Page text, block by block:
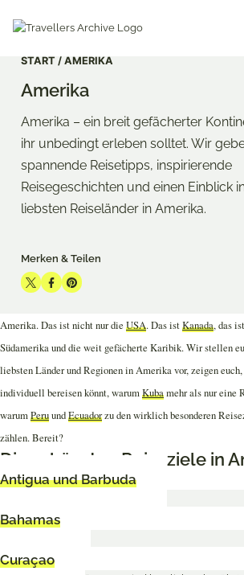
contentSTART AMERIKA
Amerika
Amerika – ein breit gefächerter
ihr unbedingt erleben solltet. Wir
spannende Reisetipps, inspirierende
Reisegeschichten und einen Einblick
liebsten Reiseländer in Amerika.
Merken & Teilen
Share
Twitter
Share
Facebook
Share
Pinterest
Amerika. Das ist nicht nur die USA. Das ist Kanada, das
Südamerika und die weit gefächerte Karibik. Wir stellen
liebsten Länder und Regionen in Amerika vor, zeigen
individuell bereisen könnt, warum Kubamehr als nur eine
warum PeruundEcuadorzu den wirklich besonderen
zählen. Bereit?
Die schönsten Reiseziele in
Antigua und Barbuda
Bahamas
Curaçao